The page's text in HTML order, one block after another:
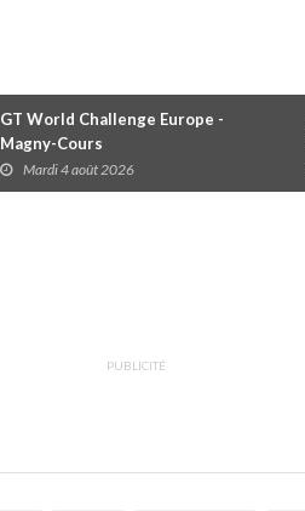
GT World Challenge Europe -
Magny-Cours
Mardi 4 août 2026
PUBLICITÉ